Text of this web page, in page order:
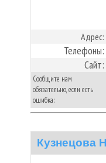
Адрес:
Телефоны:
Сайт:
Сообщите нам
обязательно, если есть
ошибка:
Кузнецова